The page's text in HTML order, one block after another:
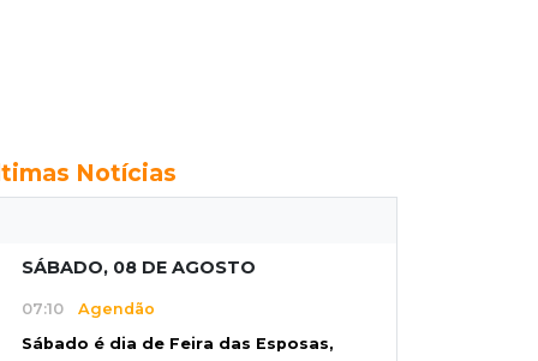
Notícias
SÁBADO, 08 DE AGOSTO
07:10 Agendão
Sábado é dia de Feira das Esposas,